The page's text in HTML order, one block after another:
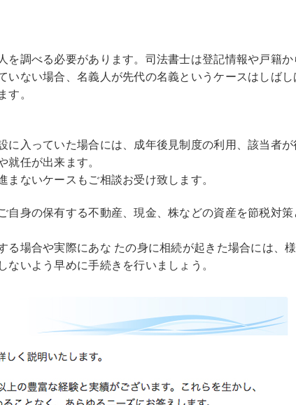
を調べる必要があります。司法書士は登記情報や戸籍か
いない場合、名義人が先代の名義というケースはしばし
。
に入っていた場合には、成年後見制度の利用、該当者
任が出来ます。
ないケースもご相談お受け致します。
自身の保有する不動産、現金、株などの資産を節税対策
る場合や実際にあな たの身に相続が起きた場合には、
いよう早めに手続きを行いましょう。